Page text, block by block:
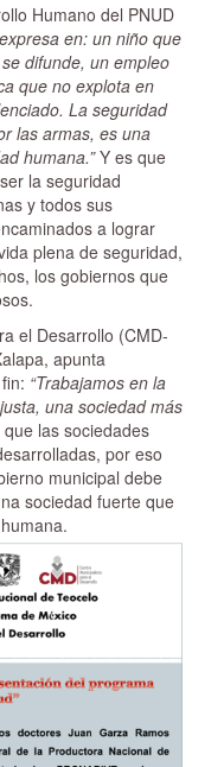
Humano del PNUD
en: un niño que
difunde, un empleo
que no explota en
La seguridad
las armas, es una
humana.”Y es que
la seguridad
y todos sus
a lograr
plena de seguridad,
los gobiernos que
el Desarrollo (CMD-
apunta
“Trabajamos en la
una sociedad más
que las sociedades
por eso
municipal debe
sociedad fuerte que